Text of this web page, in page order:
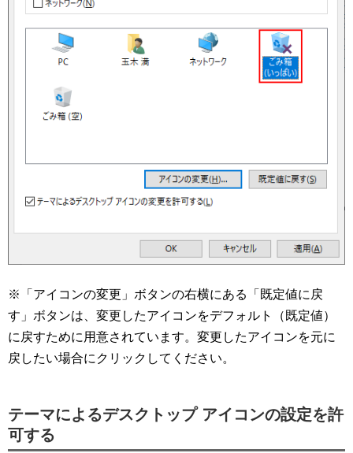
※「アイコンの変更」ボタンの右横にある「既定値に戻
す」ボタンは、変更したアイコンをデフォルト（既定値）
に戻すために用意されています。変更したアイコンを元に
戻したい場合にクリックしてください。
テーマによるデスクトップ アイコンの設定を許
可する